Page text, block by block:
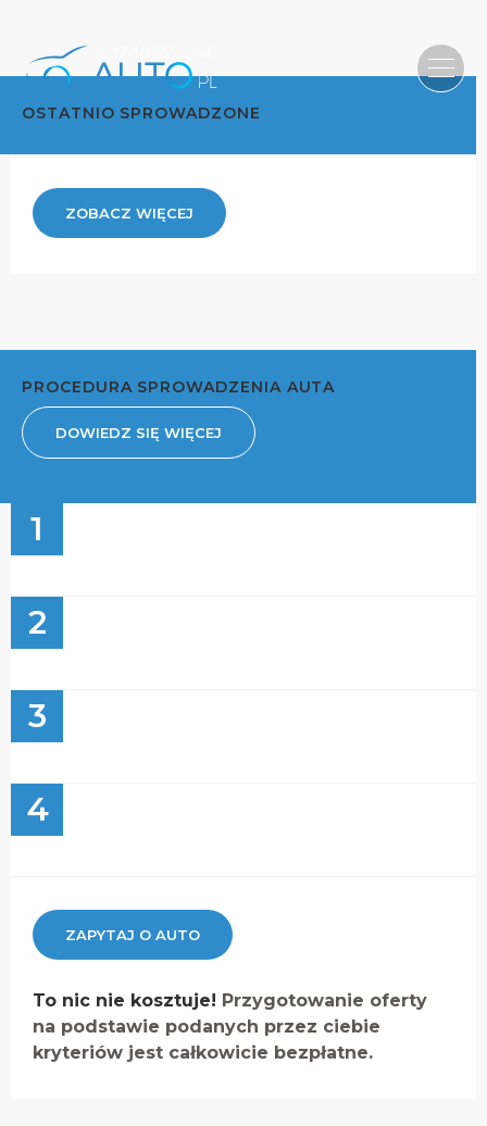
OSTATNIO SPROWADZONE
ZOBACZ WIĘCEJ
PROCEDURA SPROWADZENIA AUTA
DOWIEDZ SIĘ WIĘCEJ
1
2
3
4
ZAPYTAJ O AUTO
To nic nie kosztuje! Przygotowanie oferty
na podstawie podanych przez ciebie
kryteriów jest całkowicie bezpłatne.